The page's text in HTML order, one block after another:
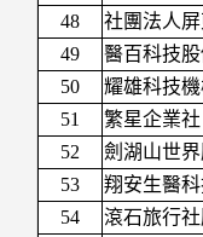
48
社團法人
49
醫百科技
50
耀雄科技
51
繁星企業社
52
劍湖山世
53
翔安生醫
54
滾石旅行